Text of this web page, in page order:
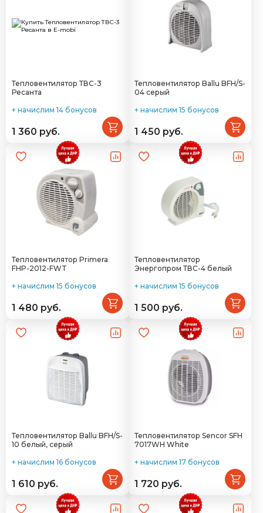
Тепловентилятор ТВС-3
Ресанта
+ начислим 14 бонусов
1 360 руб.
Тепловентилятор Ballu BFH/S-
04 серый
+ начислим 15 бонусов
1 450 руб.
Тепловентилятор Primera
FHP-2012-FWT
+ начислим 15 бонусов
1 480 руб.
Тепловентилятор
Энергопром ТВС-4 белый
+ начислим 15 бонусов
1 500 руб.
Тепловентилятор Ballu BFH/S-
10 белый, серый
+ начислим 16 бонусов
1 610 руб.
Тепловентилятор Sencor SFH
7017WH White
+ начислим 17 бонусов
1 720 руб.